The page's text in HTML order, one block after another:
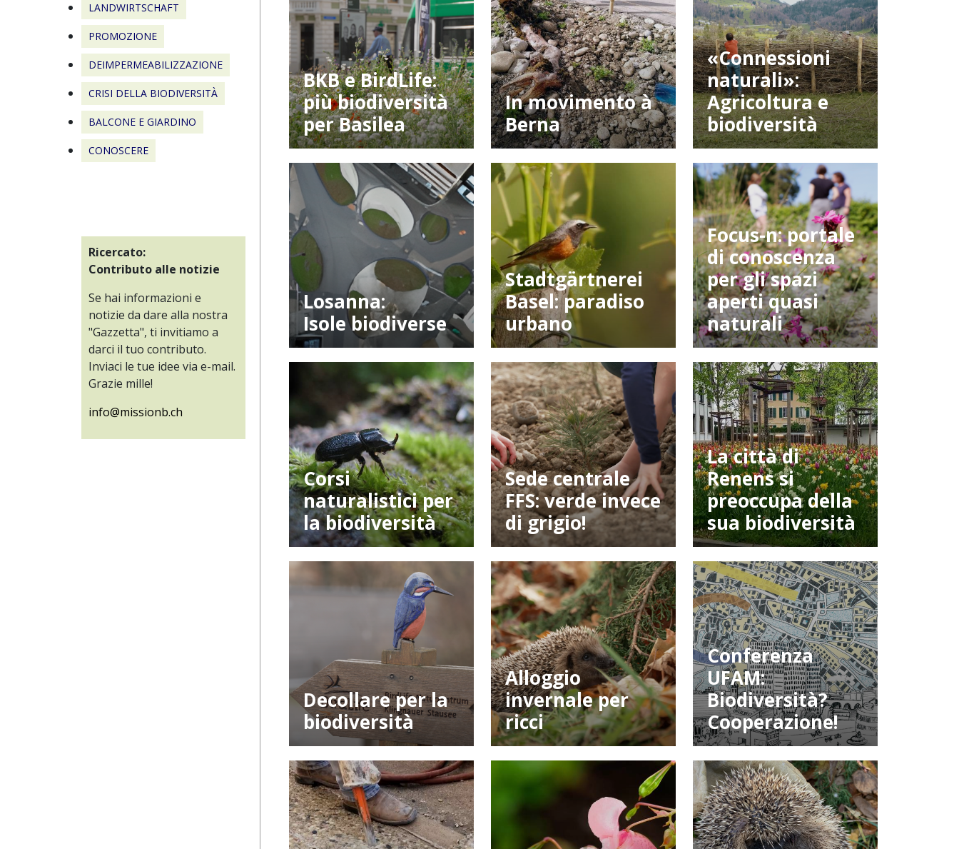
LANDWIRTSCHAFT
PROMOZIONE
DEIMPERMEABILIZZAZIONE
CRISI DELLA BIODIVERSITÀ
BALCONE E GIARDINO
CONOSCERE
Ricercato:
Contributo alle notizie
Se hai informazioni e
notizie da dare alla nostra
"Gazzetta", ti invitiamo a
darci il tuo contributo.
Inviaci le tue idee via e-mail.
Grazie mille!
info@missionb.ch
BKB e BirdLife:
più biodiversità
per Basilea
In movimento à
Berna
«Connessioni
naturali»:
Agricoltura e
biodiversità
Losanna:
Isole biodiverse
Stadtgärtnerei
Basel: paradiso
urbano
Focus-n: portale
di conoscenza
per gli spazi
aperti quasi
naturali
Corsi
naturalistici per
la biodiversità
Sede centrale
FFS: verde invece
di grigio!
La città di
Renens si
preoccupa della
sua biodiversità
Decollare per la
biodiversità
Alloggio
invernale per
ricci
Conferenza
UFAM:
Biodiversità?
Cooperazione!